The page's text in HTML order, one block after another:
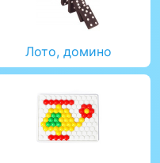
Лото, домино